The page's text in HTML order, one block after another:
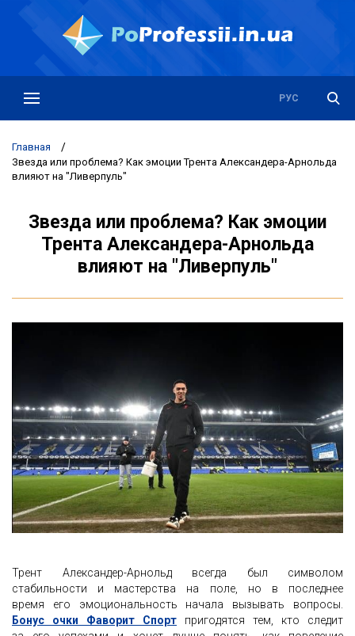
РУС
УКР
Главная /
Звезда или проблема? Как эмоции Трента Александера-Арнольда
влияют на "Ливерпуль"
Звезда или проблема? Как эмоции
Трента Александера-Арнольда
влияют на "Ливерпуль"
Трент Александер-Арнольд всегда был символом
стабильности и мастерства на поле, но в последнее
время его эмоциональность начала вызывать вопросы.
Бонус очки Фаворит Спорт пригодятся тем, кто следит